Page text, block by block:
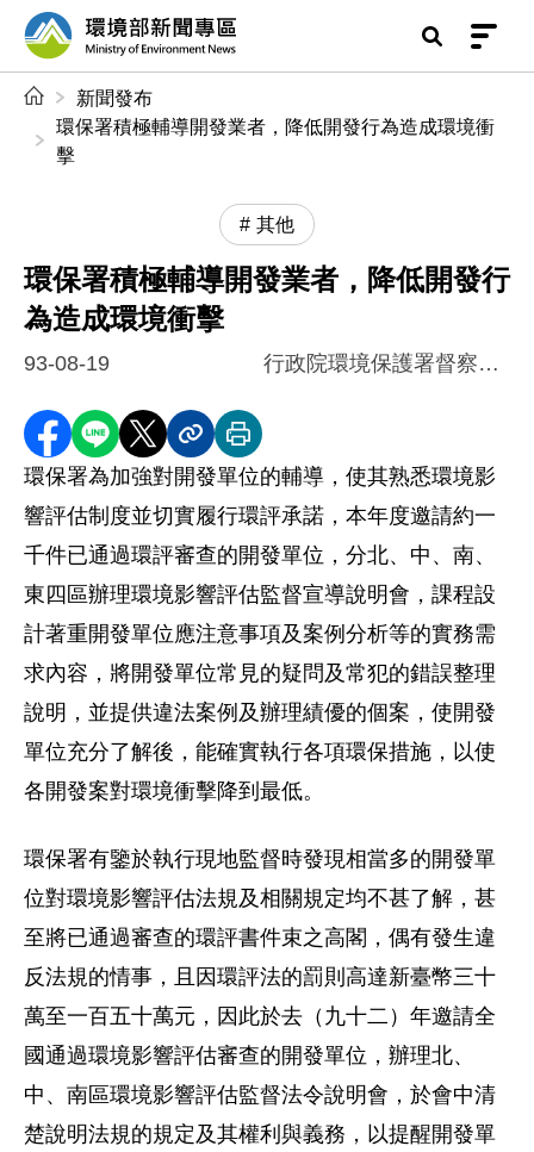
前往中央內容區塊
環境部新聞專區
新聞發布
環保署積極輔導開發業者，降低開發行為造成環境衝
擊
其他
環保署積極輔導開發業者，降低開發行
為造成環境衝擊
93-08-19 行政院環境保護署督察總隊
分享至 Facebook
分享到 LINE
分享到 X分享內容連結
列印本頁
環保署為加強對開發單位的輔導，使其熟悉環境影
響評估制度並切實履行環評承諾，本年度邀請約一
千件已通過環評審查的開發單位，分北、中、南、
東四區辦理環境影響評估監督宣導說明會，課程設
計著重開發單位應注意事項及案例分析等的實務需
求內容，將開發單位常見的疑問及常犯的錯誤整理
說明，並提供違法案例及辦理績優的個案，使開發
單位充分了解後，能確實執行各項環保措施，以使
各開發案對環境衝擊降到最低。
環保署有鑒於執行現地監督時發現相當多的開發單
位對環境影響評估法規及相關規定均不甚了解，甚
至將已通過審查的環評書件束之高閣，偶有發生違
反法規的情事，且因環評法的罰則高達新臺幣三十
萬至一百五十萬元，因此於去（九十二）年邀請全
國通過環境影響評估審查的開發單位，辦理北、
中、南區環境影響評估監督法令說明會，於會中清
楚說明法規的規定及其權利與義務，以提醒開發單